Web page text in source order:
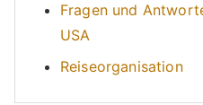
Fragen und
USA
Reiseorganisation